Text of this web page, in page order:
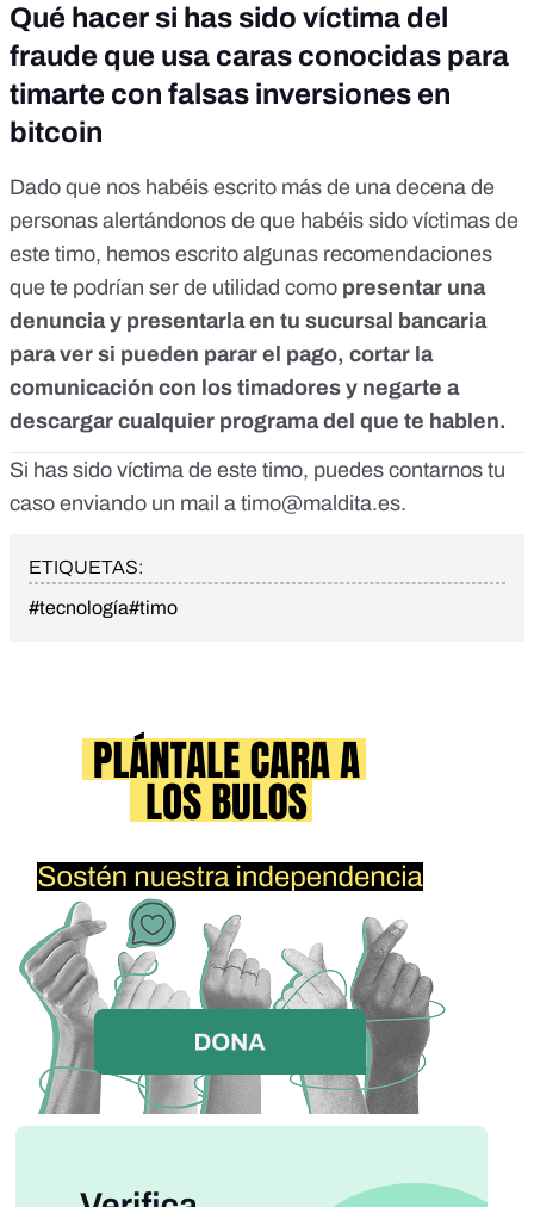
Qué hacer si has sido víctima del
fraude que usa caras conocidas para
timarte con falsas inversiones en
bitcoin
Dado que nos habéis escrito más de una decena de
personas alertándonos de que habéis sido víctimas de
este timo, hemos escrito algunas recomendaciones
que te podrían ser de utilidad como presentar una
denuncia y presentarla en tu sucursal bancaria
para ver si pueden parar el pago, cortar la
comunicación con los timadores y negarte a
descargar cualquier programa del que te hablen.
Si has sido víctima de este timo, puedes contarnos tu
caso enviando un mail a timo@maldita.es.
ETIQUETAS:
#tecnología#timo